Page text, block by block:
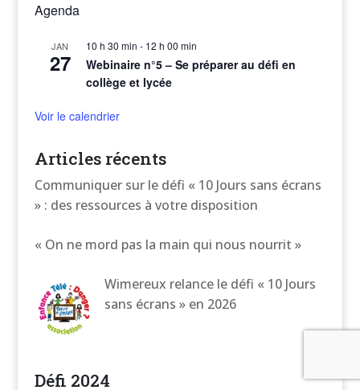
Agenda
JAN
27
10 h 30 min - 12 h 00 min
Webinaire n°5 – Se préparer au défi en
collège et lycée
Voir le calendrier
Articles récents
Communiquer sur le défi « 10 Jours sans écrans
» : des ressources à votre disposition
« On ne mord pas la main qui nous nourrit »
Wimereux relance le défi « 10 Jours
sans écrans » en 2026
Défi 2024